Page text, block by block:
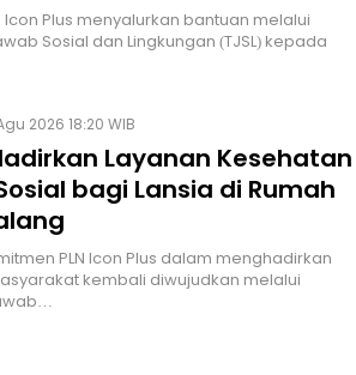
Icon Plus menyalurkan bantuan melalui
Sosial dan Lingkungan (TJSL) kepada
2026 18:20 WIB
Layanan Kesehatan
bagi Lansia di Rumah
PLN Icon Plus dalam menghadirkan
kembali diwujudkan melalui